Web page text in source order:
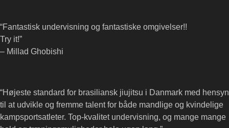
“Fantastisk undervisning og fantastiske omgivelser!!
Try it!”
– Millad Ghobishi
“Højeste standard for brasiliansk jiujitsu i Danmark med hensyn
til at udvikle og fremme talent for både mandlige og kvindelige
kampsportsatleter. Top-kvalitet undervisning, og mange mange